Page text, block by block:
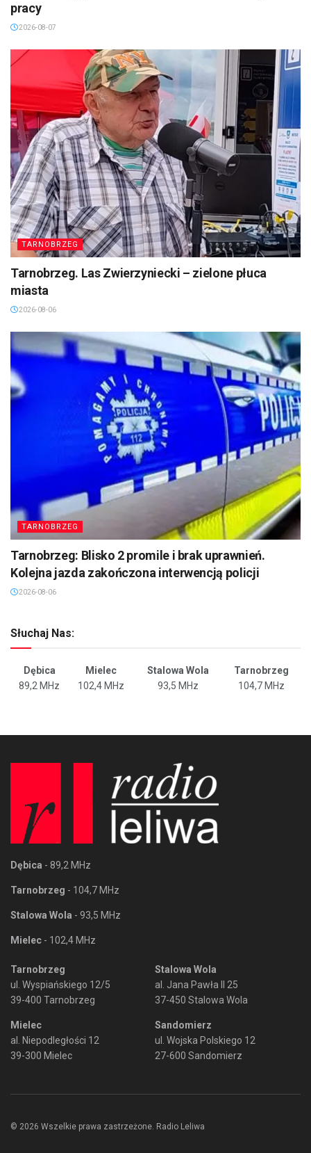
pracy
2026-08-07
TARNOBRZEG
Tarnobrzeg. Las Zwierzyniecki – zielone płuca
miasta
2026-08-06
TARNOBRZEG
Tarnobrzeg: Blisko 2 promile i brak uprawnień.
Kolejna jazda zakończona interwencją policji
2026-08-06
Słuchaj Nas:
Dębica Mielec Stalowa Wola
Tarnobrzeg
89,2 MHz
102,4 MHz 93,5 MHz 104,7 MHz
Dębica - 89,2 MHz
Tarnobrzeg - 104,7 MHz
Stalowa Wola - 93,5 MHz
Mielec - 102,4 MHz
Tarnobrzeg
ul. Wyspiańskiego 12/5
39-400 Tarnobrzeg
Mielec
al. Niepodległości 12
39-300 Mielec
Stalowa Wola
al. Jana Pawła II 25
37-450 Stalowa Wola
Sandomierz
ul. Wojska Polskiego 12
27-600 Sandomierz
© 2026 Wszelkie prawa zastrzeżone. Radio Leliwa